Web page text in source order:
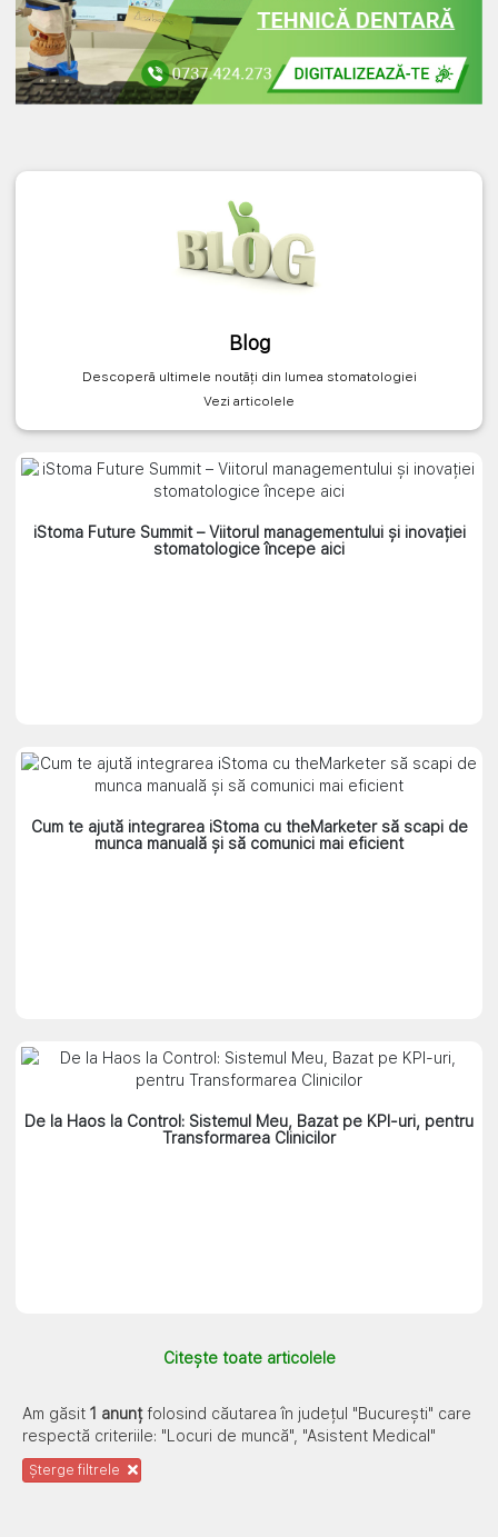
Blog
Descoperă ultimele noutăți din lumea stomatologiei
Vezi articolele
iStoma Future Summit – Viitorul managementului și inovației
stomatologice începe aici
Cum te ajută integrarea iStoma cu theMarketer să scapi de
munca manuală și să comunici mai eficient
De la Haos la Control: Sistemul Meu, Bazat pe KPI-uri, pentru
Transformarea Clinicilor
Citește toate articolele
Am găsit 1 anunțfolosind căutarea în județul "București" care
respectă criteriile: "Locuri de muncă", "Asistent Medical"
Șterge filtrele